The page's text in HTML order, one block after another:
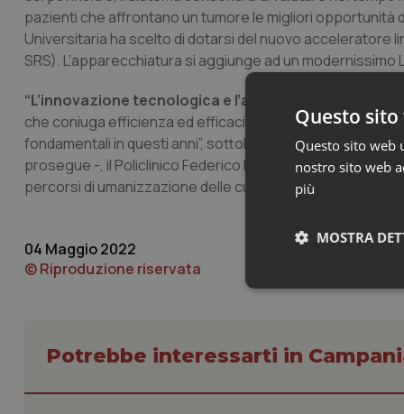
pazienti che affrontano un tumore le migliori opportunità
Universitaria ha scelto di dotarsi del nuovo acceleratore
SRS). L’apparecchiatura si aggiunge ad un modernissimo
“L’innovazione tecnologica e l’acquisizione di
che coniuga efficienza ed efficacia, centralità della
fondamentali in questi anni”, sottolinea il Direttore
prosegue -, il Policlinico Federico II ha la capacità di
percorsi di umanizzazione delle cure rappresentando,
04 Maggio 2022
© Riproduzione riservata
Potrebbe interessarti in
Questo
Questo sito web
nostro sito web
più
MOSTRA